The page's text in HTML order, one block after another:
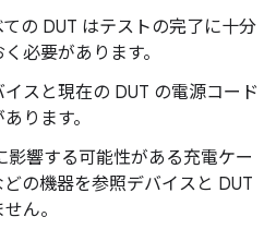
の DUT はテストの完了に十分
必要があります。
スと現在の DUT の電源コード
ります。
影響する可能性がある充電ケー
の機器を参照デバイスと DUT
ん。